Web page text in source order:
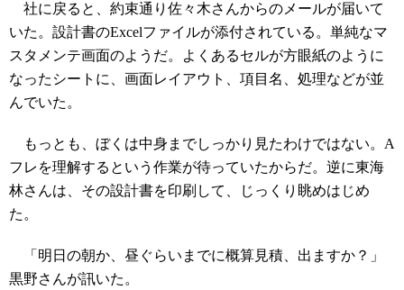
社に戻ると、約束通り佐々木さんからのメールが届いて
いた。設計書のExcelファイルが添付されている。単純なマ
スタメンテ画面のようだ。よくあるセルが方眼紙のように
なったシートに、画面レイアウト、項目名、処理などが並
んでいた。
もっとも、ぼくは中身までしっかり見たわけではない。A
フレを理解するという作業が待っていたからだ。逆に東海
林さんは、その設計書を印刷して、じっくり眺めはじめ
た。
「明日の朝か、昼ぐらいまでに概算見積、出ますか？」
黒野さんが訊いた。